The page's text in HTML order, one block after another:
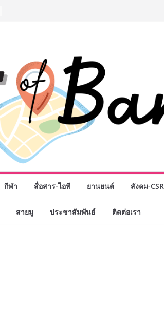
กีฬา สื่อสาร-ไอที ยานยนต์ สังคม-CSR
สายมู ประชาสัมพันธ์ ติดต่อเรา